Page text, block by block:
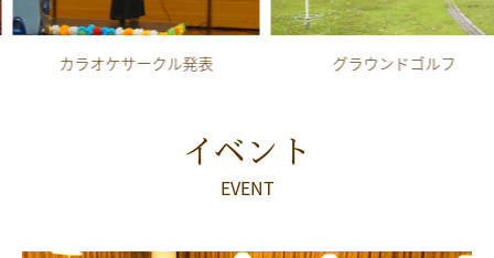
カラオケサークル発表 グラウンドゴルフ
イベント
EVENT